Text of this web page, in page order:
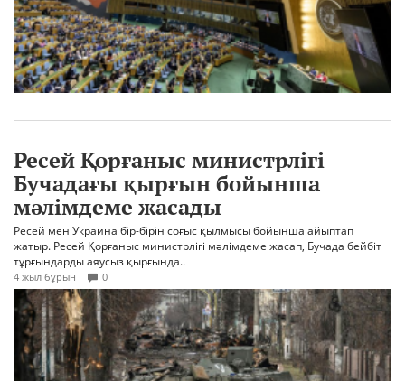
Ресей Қорғаныс министрлігі
Бучадағы қырғын бойынша
мәлімдеме жасады
Ресей мен Украина бір-бірін соғыс қылмысы бойынша айыптап
жатыр. Ресей Қорғаныс министрлігі мәлімдеме жасап, Бучада бейбіт
тұрғындарды аяусыз қырғында..
4 жыл бұрын 0